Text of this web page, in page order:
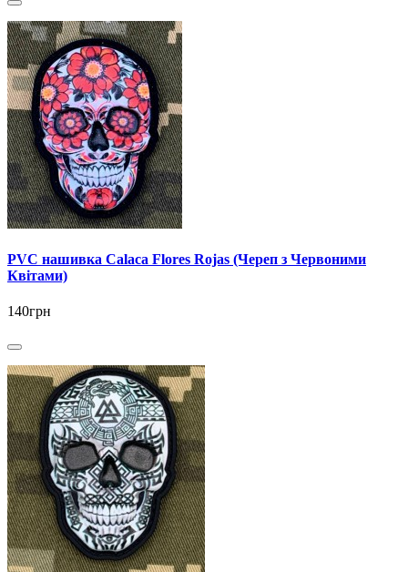
PVC нашивка Calaca Flores Rojas (Череп з Червоними
Квітами)
140грн